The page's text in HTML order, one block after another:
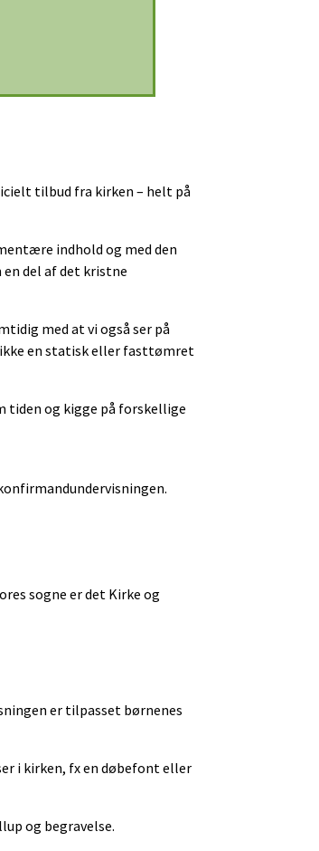
tilbud fra kirken – helt på
indhold og med den
del af det kristne
med at vi også ser på
ikke en statisk eller fasttømret
tiden og kigge på forskellige
sogne er det Kirke og
er tilpasset børnenes
i kirken, fx en døbefont eller
og begravelse.